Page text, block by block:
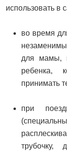
использовать в
во время
для мамы,
ребенка,
принимать
при
трубочку,